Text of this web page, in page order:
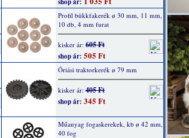
Profil bükkfakerék ø 30 mm, 11 mm,
10 db, 4 mm furat
kisker ár: 605 Ft
shop ár: 505 Ft
Óriási traktorkerék ø 79 mm
kisker ár: 405 Ft
shop ár: 345 Ft
Műanyag fogaskerekek, kb ø 42 mm,
40 fog